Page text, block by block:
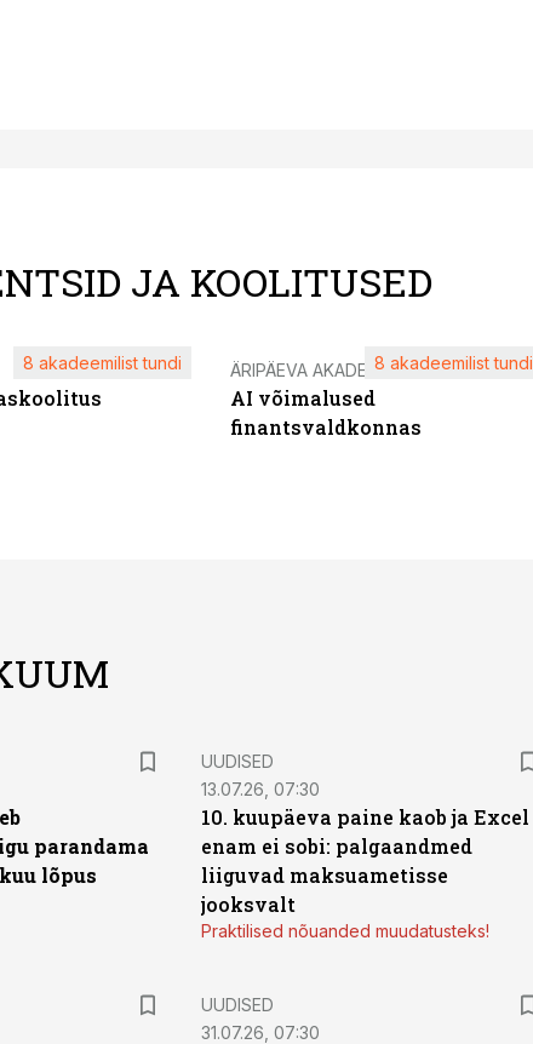
JA KOOLITUSED
8 akadeemilist tundi ÄRIPÄEVA AKADEEMIA
AI võimalused
finantsvaldkonnas
8 akadeemilist tundi
parandama
lõpus
UUDISED
13.07.26, 07:30
10. kuupäeva paine kaob ja Excel
enam ei sobi: palgaandmed
liiguvad maksuametisse
jooksvalt
Praktilised nõuanded muudatusteks!
UUDISED
31.07.26, 07:30